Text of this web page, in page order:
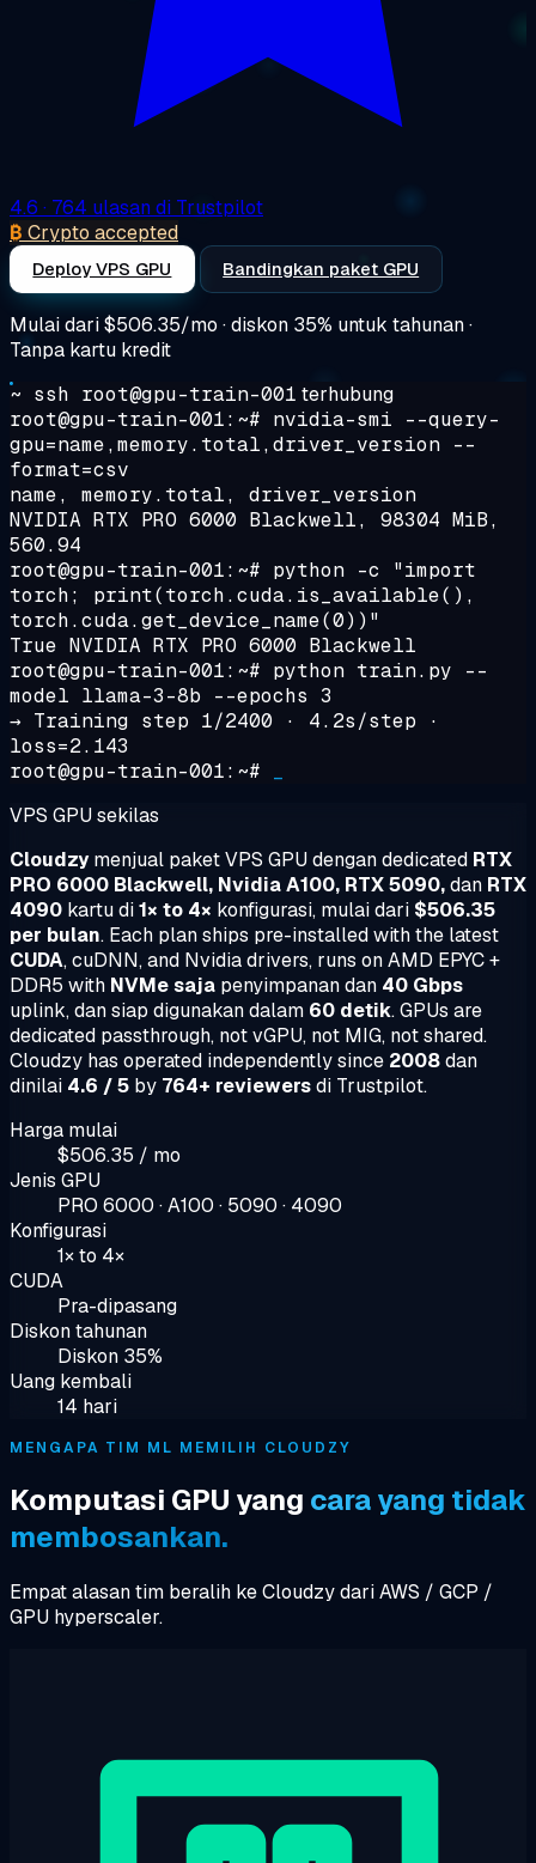
4.6 · 764 ulasan di Trustpilot
₿ Crypto accepted
Deploy VPS GPU Bandingkan paket GPU
Mulai dari$506.35/mo · diskon 35% untuk tahunan ·
Tanpa kartu kredit
~ ssh root@gpu-train-001 terhubung
root@gpu-train-001:~# nvidia-smi --query-
gpu=name,memory.total,driver_version --
format=csv
name, memory.total, driver_version
NVIDIA RTX PRO 6000 Blackwell, 98304 MiB,
560.94
root@gpu-train-001:~# python -c "import
torch; print(torch.cuda.is_available(),
torch.cuda.get_device_name(0))"
True NVIDIA RTX PRO 6000 Blackwell
root@gpu-train-001:~# python train.py --
model llama-3-8b --epochs 3
→ Training step 1/2400 · 4.2s/step ·
loss=2.143
root@gpu-train-001:~#
VPS GPU sekilas
Cloudzymenjual paket VPS GPU dengan dedicated RTX
PRO 6000 Blackwell, Nvidia A100, RTX 5090,dan RTX
4090 kartu di1× to 4× konfigurasi, mulai dari $506.35
per bulan. Each plan ships pre-installed with the latest
CUDA, cuDNN, and Nvidia drivers, runs on AMD EPYC +
DDR5 with NVMe saja penyimpanan dan 40 Gbps
uplink, dan siap digunakan dalam 60 detik. GPUs are
dedicated passthrough, not vGPU, not MIG, not shared.
Cloudzy has operated independently since 2008dan
dinilai 4.6 / 5 by 764+ reviewersdi Trustpilot.
Harga mulai
$506.35 / mo
Jenis GPU
PRO 6000 · A100 · 5090 · 4090
Konfigurasi
1× to 4×
CUDA
Pra-dipasang
Diskon tahunan
Diskon 35%
Uang kembali
14 hari
MENGAPA TIM ML MEMILIH CLOUDZY
Komputasi GPU yang cara yang tidak
membosankan.
Empat alasan tim beralih ke Cloudzy dari AWS / GCP /
GPU hyperscaler.